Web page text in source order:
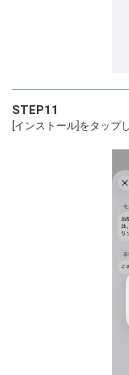
STEP11
[インストール]をタップ